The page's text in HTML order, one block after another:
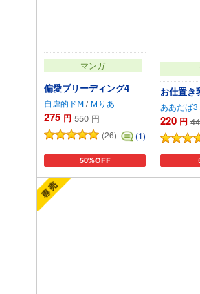
マンガ
偏愛ブリーディング4
自虐的ドⅯ/ Ｍりあ
275 円 550 円
(26)
(1)
50%OFF
カートに追加
お仕置き
ああだば3
220 円